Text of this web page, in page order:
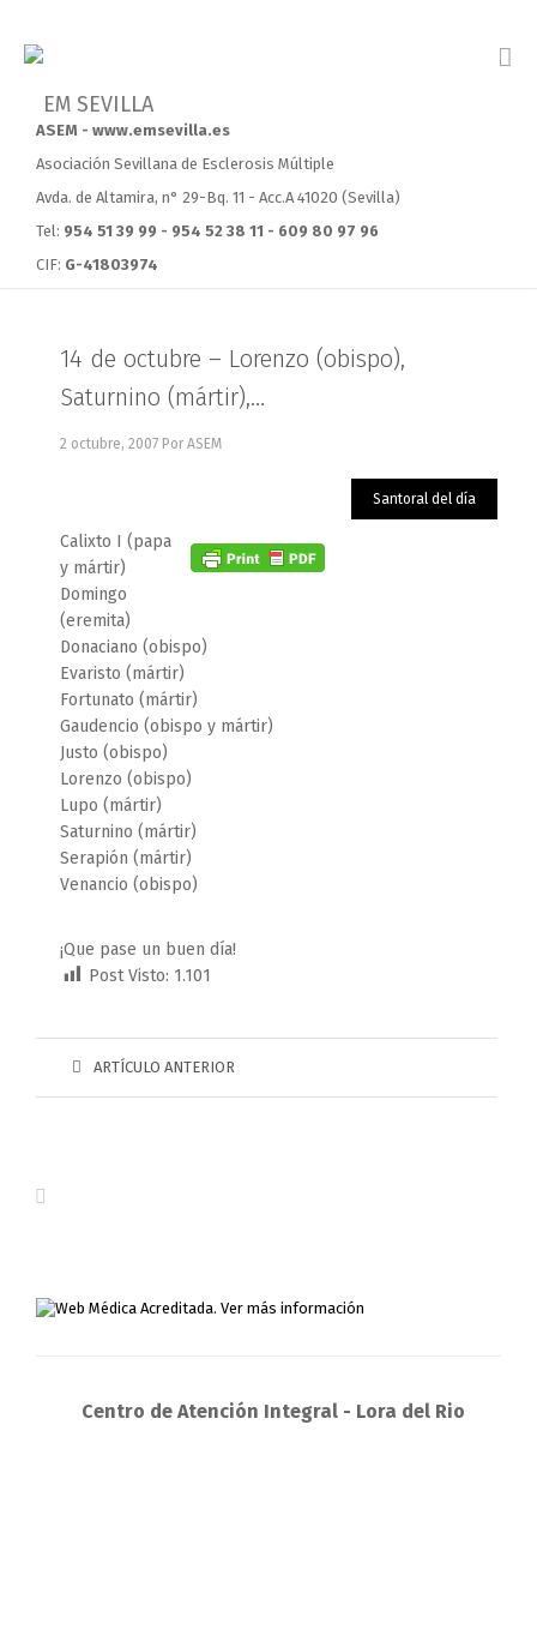
ASEM - www.emsevilla.es
Asociación Sevillana de Esclerosis Múltiple
Avda. de Altamira, n° 29-Bq. 11 - Acc.A 41020 (Sevilla)
Tel: 954 51 39 99 - 954 52 38 11 - 609 80 97 96
CIF: G-41803974
14 de octubre – Lorenzo (obispo),
Saturnino (mártir),…
2 octubre, 2007 Por ASEM
Santoral del día
Calixto I (papa
y mártir)
Domingo
(eremita)
Donaciano (obispo)
Evaristo (mártir)
Fortunato (mártir)
Gaudencio (obispo y mártir)
Justo (obispo)
Lorenzo (obispo)
Lupo (mártir)
Saturnino (mártir)
Serapión (mártir)
Venancio (obispo)
¡Que pase un buen día!
Post Visto: 1.101
ARTÍCULO ANTERIOR
Centro de Atención Integral - Lora del Rio